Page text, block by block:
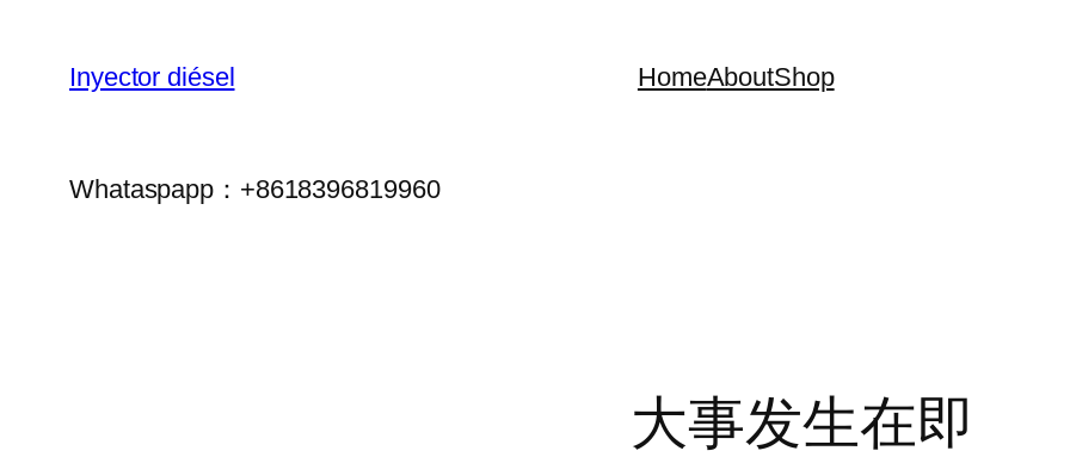
Inyector diésel HomeAboutShop
Whataspapp：+8618396819960
大事发生在即